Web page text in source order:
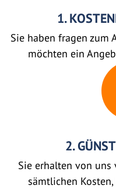
1.
Sie haben fragen zum
möchten ein
2.
Sie erhalten von
sämtlichen